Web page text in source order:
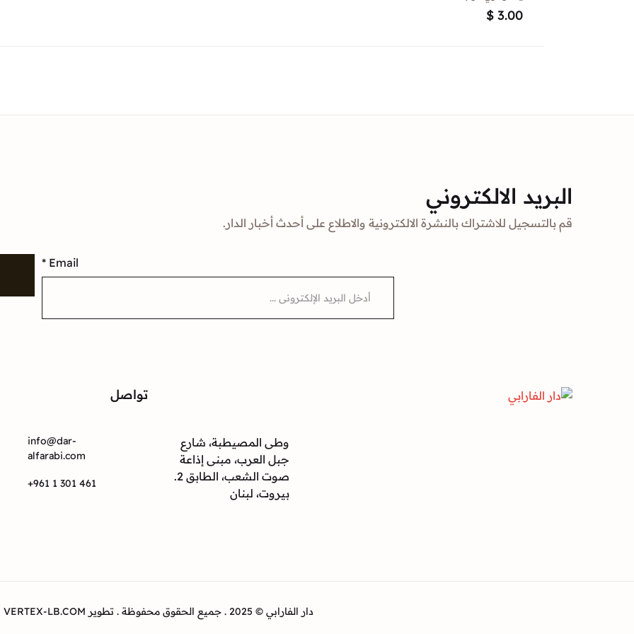
$ 3.00
البريد الالكتروني
قم بالتسجيل للاشتراك بالنشرة الالكترونية والاطلاع على أحدث أخبار الدار.
Email
*
وطى المصيطبة، شارع
جبل العرب، مبنى إذاعة
صوت الشعب، الطابق 2.
بيروت، لبنان
تواصل
info@dar-
alfarabi.com
+961 1 301 461
دار الفارابي © 2025 . جميع الحقوق محفوظة . تطوير VERTEX-LB.COM